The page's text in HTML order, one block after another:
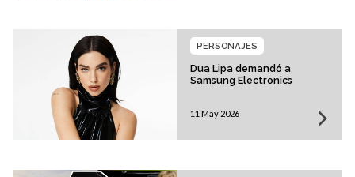
Dua Lipa demandó a
Samsung Electronics
PERSONAJES
11 May 2026